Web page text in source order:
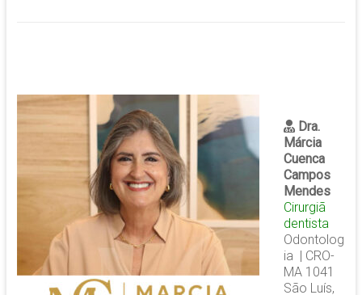
Dra.
Márcia
Cuenca
Campos
Mendes
Cirurgiã
dentista
Odontolog
ia | CRO-
MA 1041
São Luís,